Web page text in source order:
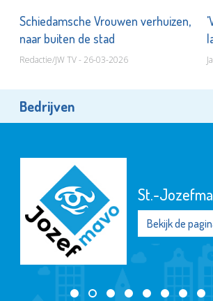
Schiedamsche Vrouwen verhuizen,
naar buiten de stad
Redactie/JW TV - 26-03-2026
Bedrijven
St.-
Bekijk de